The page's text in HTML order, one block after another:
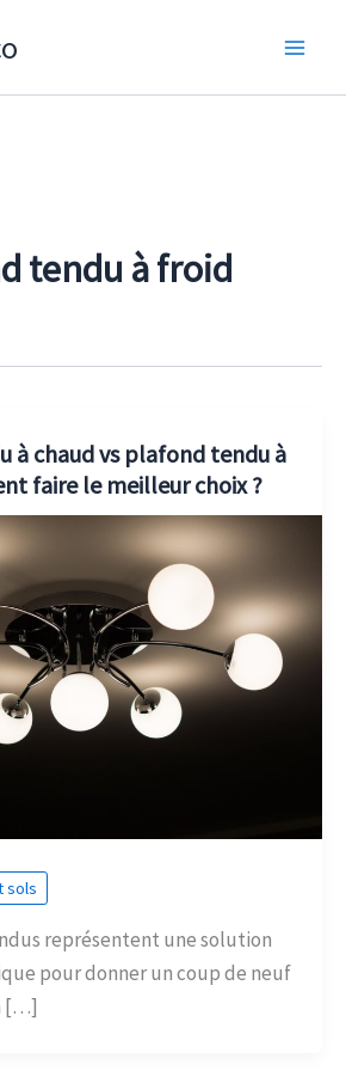
tendu à froid
à chaud vs plafond tendu à
faire le meilleur choix ?
sols
représentent une solution
pour donner un coup de neuf
[…]